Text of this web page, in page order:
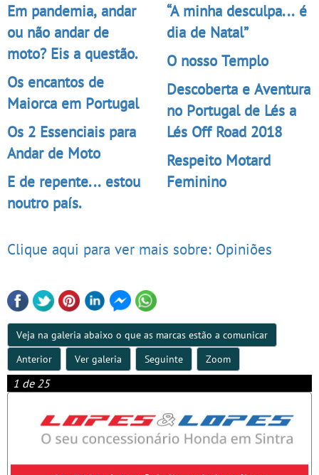
Em pandemia, andar
ou não andar de
moto? Eis a questão.
Os encantos de
Maiorca em Portugal
Os 2 Essenciais para
Andar de Moto
E de repente... estou
noutro país.
“A minha desculpa... é
dia de Natal”
O nosso Templo
Descoberta e Aventura
no Portugal de Lés a
Lés Off Road 2018
Respeito Motard
Feminino
Clique aqui para ver mais sobre: Opiniões
Veja na galeria abaixo o que as marcas estão a comunicar
Anterior
Ver galeria Seguinte Zoom
1 de 25